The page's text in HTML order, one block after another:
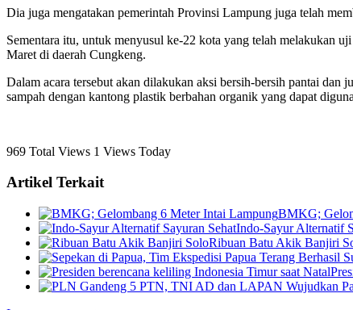
Dia juga mengatakan pemerintah Provinsi Lampung juga telah
Sementara itu, untuk menyusul ke-22 kota yang telah melakukan
Maret di daerah Cungkeng.
Dalam acara tersebut akan dilakukan aksi bersih-bersih pantai dan
sampah dengan kantong plastik berbahan organik yang dapat
969 Total Views 1 Views Today
Artikel Terkait
BMKG;
Indo-Sayur Alternatif
Ribuan Batu Akik Banjiri